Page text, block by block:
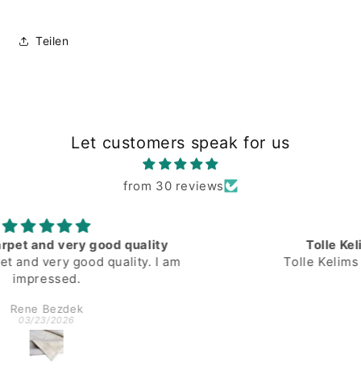
Teilen
Let customers speak for us
from 30 reviews
Tolle Kelims mit wunderschönen
Tolle Kelims mit wunderschönen Farben